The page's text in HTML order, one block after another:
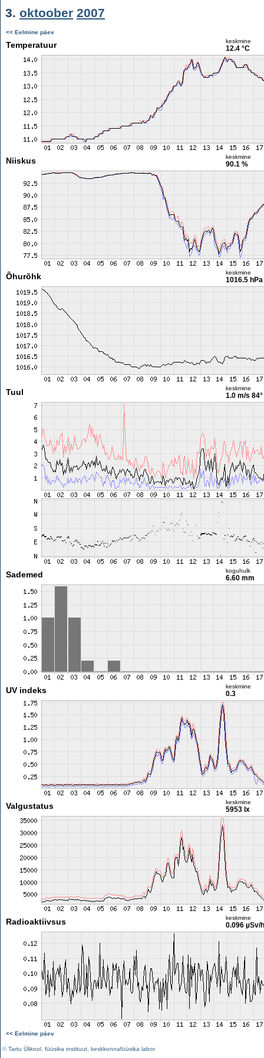
3. oktoober 2007
<< Eelmine päev
Temperatuur keskmine
12.4 °C
Niiskus keskmine
90.1 %
Õhurõhk keskmine
1016.5 hPa
Tuul keskmine
1.0 m/s 84°
Sademed koguhulk
6.60 mm
UV indeks keskmine
0.3
Valgustatus keskmine
5953 lx
Radioaktiivsus keskmine
0.096 µSv/h
<< Eelmine päev
©Tartu Ülikool füüsika instituut keskkonnafüüsika labor